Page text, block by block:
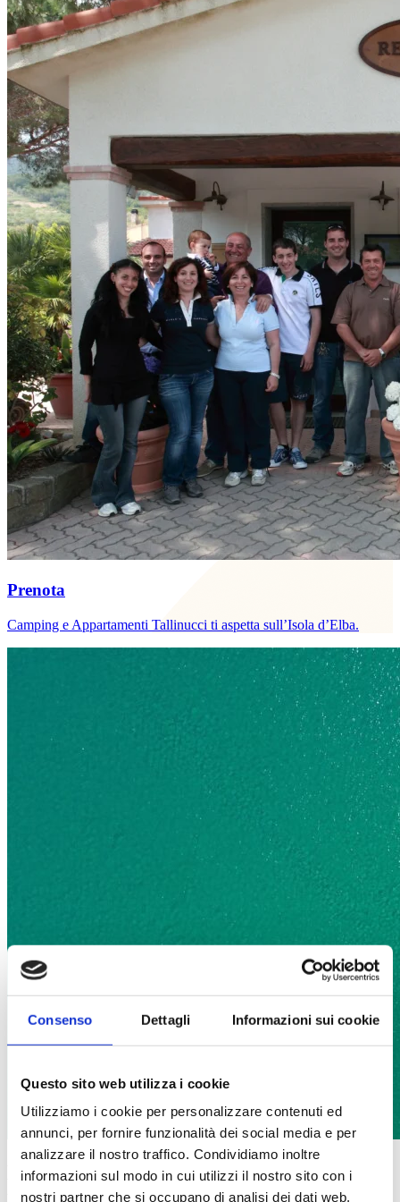
Consenso Dettagli Informazioni sui cookie
Questo sito web utilizza i cookie
Utilizziamo i cookie per personalizzare contenuti ed
annunci, per fornire funzionalità dei social media e per
analizzare il nostro traffico. Condividiamo inoltre
informazioni sul modo in cui utilizzi il nostro sito con i
nostri partner che si occupano di analisi dei dati web,
Prenota
Camping e Appartamenti Tallinucci ti aspetta sull’Isola d’Elba.
La libertà del campeggio con i comfort di
un appartamento